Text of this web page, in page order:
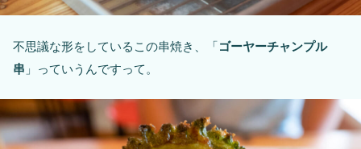
不思議な形をしているこの串焼き、「ゴーヤーチャンプル
串 」っていうんですって。